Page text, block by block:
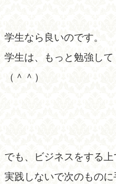
学生なら良いのです。
学生は、もっと勉強して
（＾＾）
でも、ビジネスをする
実践しないで次のものに